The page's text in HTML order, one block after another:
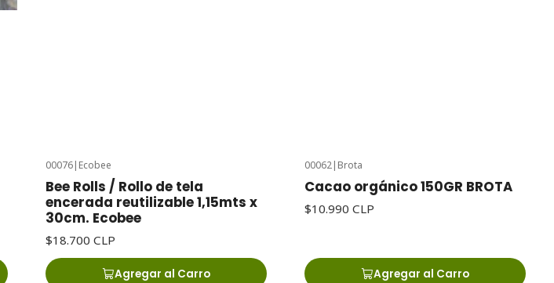
00076| Ecobee
Bee Rolls / Rollo de tela
encerada reutilizable 1,15mts x
30cm. Ecobee
$18.700 CLP
Agregar al Carro
00062| Brota
Cacao orgánico 150GR BROTA
$10.990 CLP
Agregar al Carro